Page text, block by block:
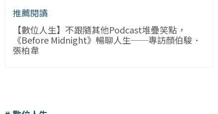
推薦閱讀
【數位人生】不跟隨其他Podcast堆疊笑點，
《Before Midnight》暢聊人生──專訪顏伯駿．
張柏韋